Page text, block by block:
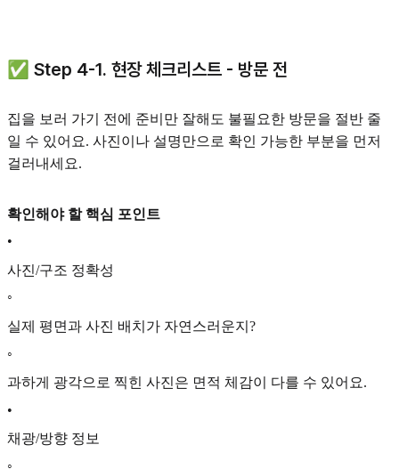
✅ Step 4-1. 현장 체크리스트 - 방문 전
집을 보러 가기 전에 준비만 잘해도 불필요한 방문을 절반 줄
일 수 있어요. 사진이나 설명만으로 확인 가능한 부분을 먼저
걸러내세요.
확인해야 할 핵심 포인트
•
사진/구조 정확성
◦
실제 평면과 사진 배치가 자연스러운지?
◦
과하게 광각으로 찍힌 사진은 면적 체감이 다를 수 있어요.
•
채광/방향 정보
◦